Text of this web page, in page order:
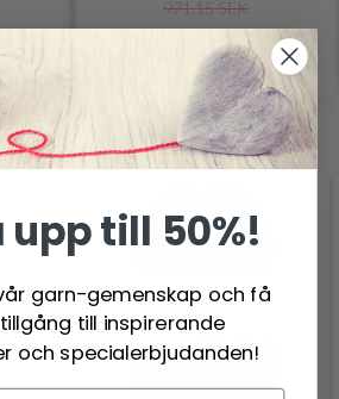
971.15 SEK
Se produkt
upp till 50%!
garn-gemenskap och få
till inspirerande
och specialerbjudanden!